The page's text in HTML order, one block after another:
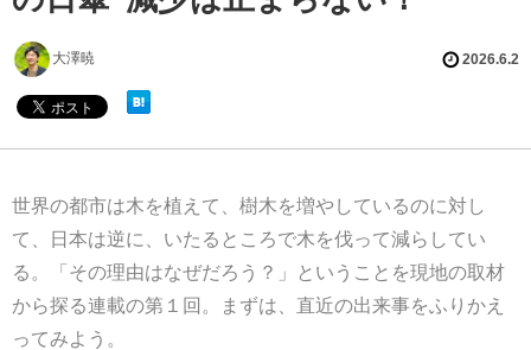
大澤暁 2026.6.2
世界の都市は木を植えて、樹木を増やしているのに対し
て、日本は逆に、いたるところで木を伐って減らしてい
る。「その理由はなぜだろう？」ということを現地の取材
から探る連載の第１回。まずは、直近の出来事をふりかえ
ってみよう。